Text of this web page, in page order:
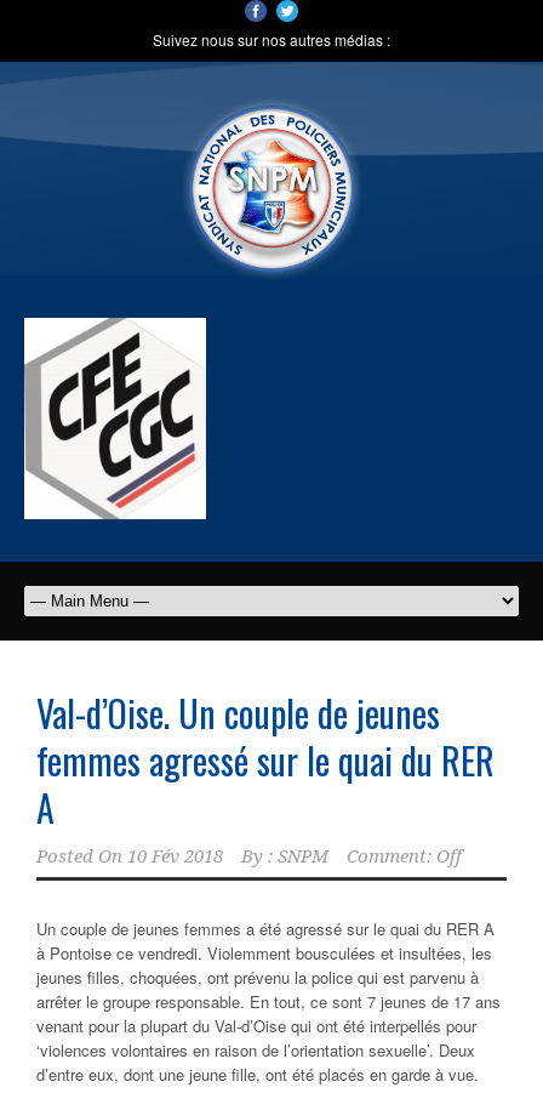
Suivez nous sur nos autres médias :
Val-d’Oise. Un couple de jeunes
femmes agressé sur le quai du RER
A
Posted On 10 Fév 2018 By : SNPM Comment: Off
Un couple de jeunes femmes a été agressé sur le quai du RER A
à Pontoise ce vendredi. Violemment bousculées et insultées, les
jeunes filles, choquées, ont prévenu la police qui est parvenu à
arrêter le groupe responsable. En tout, ce sont 7 jeunes de 17 ans
venant pour la plupart du Val-d’Oise qui ont été interpellés pour
‘violences volontaires en raison de l’orientation sexuelle’. Deux
d’entre eux, dont une jeune fille, ont été placés en garde à vue.